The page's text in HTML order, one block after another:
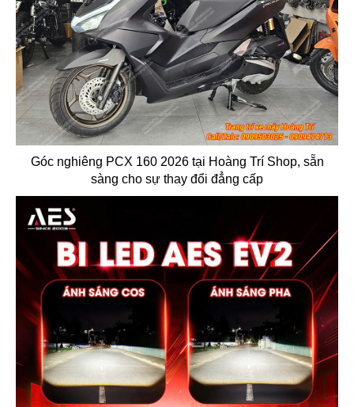
Góc nghiêng PCX 160 2026 tại Hoàng Trí Shop, sẵn
sàng cho sự thay đổi đẳng cấp